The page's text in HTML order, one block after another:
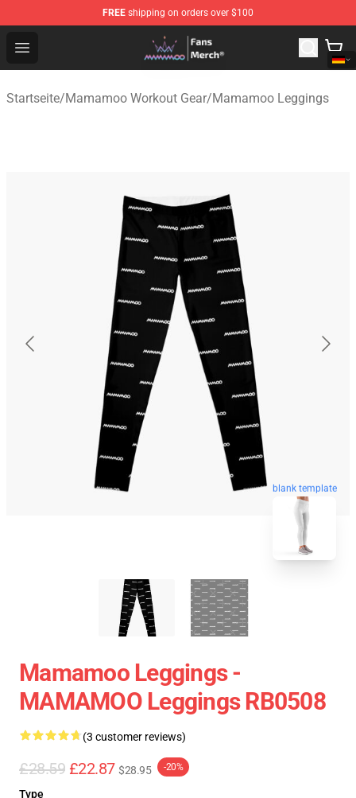
FREE shipping on orders over $100
Open menu
Mamamoo Store - Official Mamamoo Merchandise Shop
Startseite/Mamamoo Workout Gear/Mamamoo Leggings
blank template
Mamamoo Leggings -
MAMAMOO Leggings RB0508
(3 customer reviews)
£28.59 £22.87 $28.95 -20%
Type